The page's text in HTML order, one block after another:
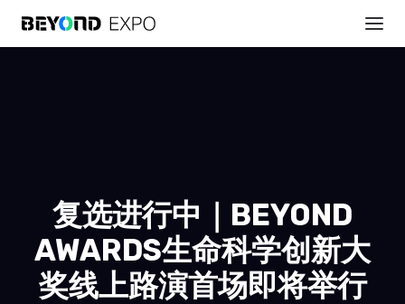
复选进行中｜BEYOND
AWARDS生命科学创新大
奖线上路演首场即将举行